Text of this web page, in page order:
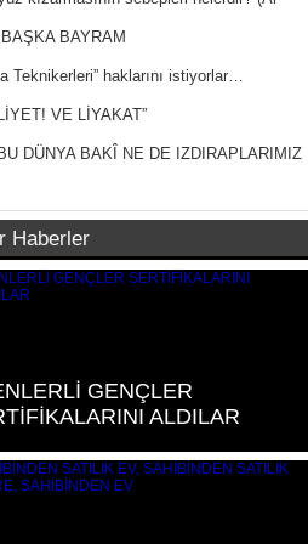
BAYRAM
Teknikerleri” haklarını istiyorlar…
VE LİYAKAT”
DÜNYA BAKÎ NE DE IZDIRAPLARIMIZ
Haberler
GENÇLER
ALDILAR